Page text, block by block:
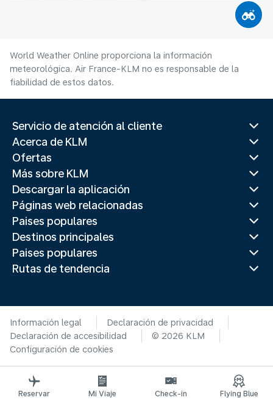
World Weather Online proporciona la información
meteorológica. Air France-KLM no es responsable de la
fiabilidad de estos datos.
Servicio de atención al cliente
Acerca de KLM
Ofertas
Más sobre KLM
Descargar la aplicación
Páginas web relacionadas
Paises populares
Destinos principales
Paises populares
Rutas de tendencia
Información legal
Declaración de privacidad
Declaración de accesibilidad
© 2026 KLM
Configuración de cookies
Reservar Mi Viaje Check-in Flying Blue